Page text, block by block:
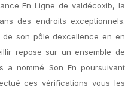
En Ligne de valdécoxib, la
des endroits exceptionnels.
son pôle dexcellence en en
repose sur un ensemble de
a nommé Son En poursuivant
ces vérifications vous les